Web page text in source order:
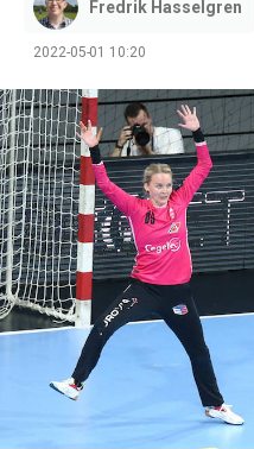
Fredrik Hasselgren
2022-05-01 10:20